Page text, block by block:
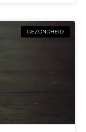
GEZONDHEID